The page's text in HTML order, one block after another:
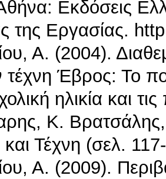
Εκδόσεις
της Εργασίας.
Α. (2004).
τέχνη Έβρος: Το
ηλικία και
Κ.
και Τέχνη (σελ.
Α. (2009).